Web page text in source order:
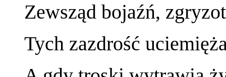
Zewsząd bojaźń,
Tych zazdrość